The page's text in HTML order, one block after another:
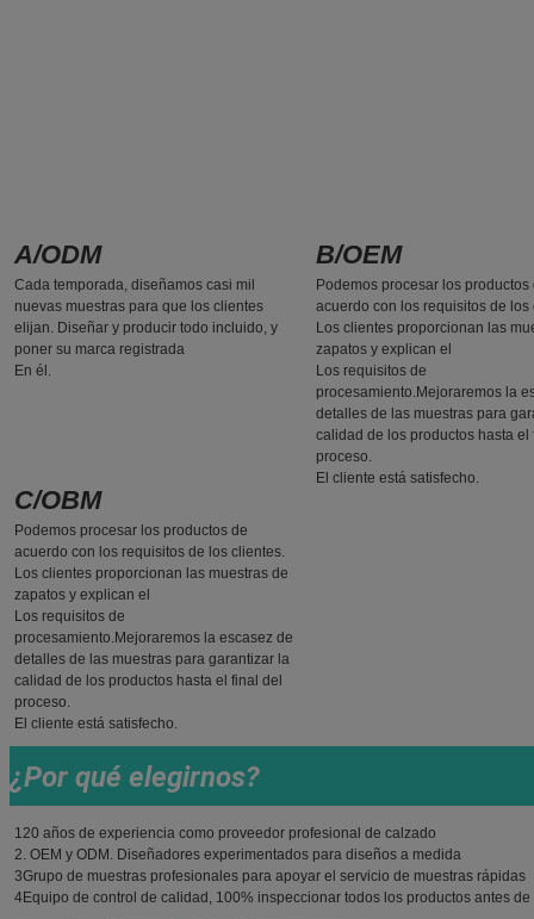
A/ODM
Cada temporada, diseñamos casi mil
nuevas muestras para que los clientes
elijan. Diseñar y producir todo incluido, y
poner su marca registrada
En él.
B/OEM
Podemos procesar los productos
acuerdo con los requisitos de los
Los clientes proporcionan las
zapatos y explican el
Los requisitos de
procesamiento.Mejoraremos la
detalles de las muestras para
calidad de los productos hasta el
proceso.
El cliente está satisfecho.
C/OBM
Podemos procesar los productos de
acuerdo con los requisitos de los clientes.
Los clientes proporcionan las muestras de
zapatos y explican el
Los requisitos de
procesamiento.Mejoraremos la escasez de
detalles de las muestras para garantizar la
calidad de los productos hasta el final del
proceso.
El cliente está satisfecho.
¿Por qué elegirnos?
120 años de experiencia como proveedor profesional de calzado
2. OEM y ODM. Diseñadores experimentados para diseños a medida
3Grupo de muestras profesionales para apoyar el servicio de muestras rápidas
4Equipo de control de calidad, 100% inspeccionar todos los productos antes de